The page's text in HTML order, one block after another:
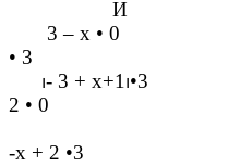
3 – х • 0
• 3
⏐- 3 + х+1⏐•3 4
2 • 0
4 + х
-х + 2 •3